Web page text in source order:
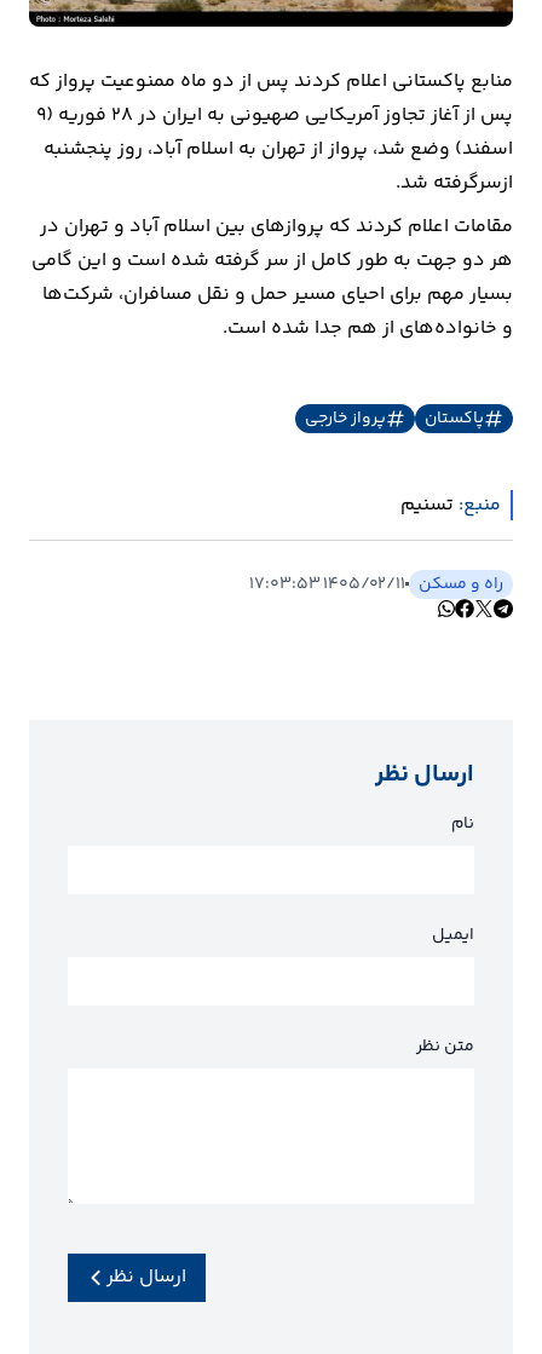
کشاورزی
راه
و
مسکن
اقتصاد
ایران
ارتباطات
نوتیف
شناور
منابع پاکستانی اعلام کردند پس از دو ماه ممنوعیت پرواز که
پس از آغاز تجاوز آمریکایی صهیونی به ایران در 28 فوریه (9
اسفند) وضع شد، پرواز از تهران به اسلام آباد، روز پنجشنبه
ازسرگرفته شد.
مقامات اعلام کردند که پروازهای بین اسلام آباد و تهران در
هر دو جهت به طور کامل از سر گرفته شده است و این گامی
بسیار مهم برای احیای مسیر حمل و نقل مسافران، شرکت‌ها
و خانواده‌های از هم جدا شده است.
پاکستان پرواز خارجی
منبع: تسنیم
راه و مسکن ۱۴۰۵/۰۲/۱۱ ۱۷:۰۳:۵۳
ارسال نظر
نام
ایمیل
متن نظر
ارسال نظر